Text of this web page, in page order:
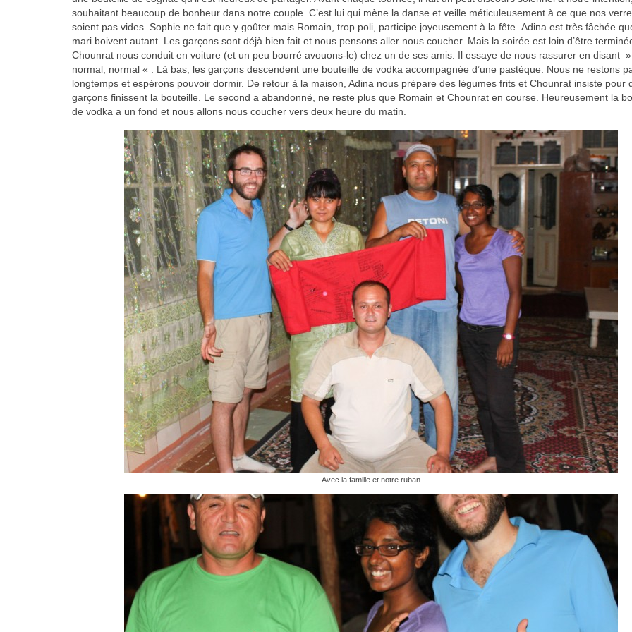
souhaitant beaucoup de bonheur dans notre couple. C’est lui qui mène la danse et veille méticuleusement à ce que nos
soient pas vides. Sophie ne fait que y goûter mais Romain, trop poli, participe joyeusement à la fête. Adina est très fâchée
mari boivent autant. Les garçons sont déjà bien fait et nous pensons aller nous coucher. Mais la soirée est loin d’être
Chounrat nous conduit en voiture (et un peu bourré avouons-le) chez un de ses amis. Il essaye de nous rassurer en disant »
normal, normal « . Là bas, les garçons descendent une bouteille de vodka accompagnée d’une pastèque. Nous ne restons
longtemps et espérons pouvoir dormir. De retour à la maison, Adina nous prépare des légumes frits et Chounrat insiste pour
garçons finissent la bouteille. Le second a abandonné, ne reste plus que Romain et Chounrat en course. Heureusement la
de vodka a un fond et nous allons nous coucher vers deux heure du matin.
Avec la famille et notre ruban